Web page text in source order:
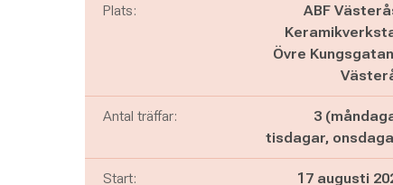
Plats:
ABF
Övre
Antal träffar:
3
tisdagar,
Start: 17 augusti